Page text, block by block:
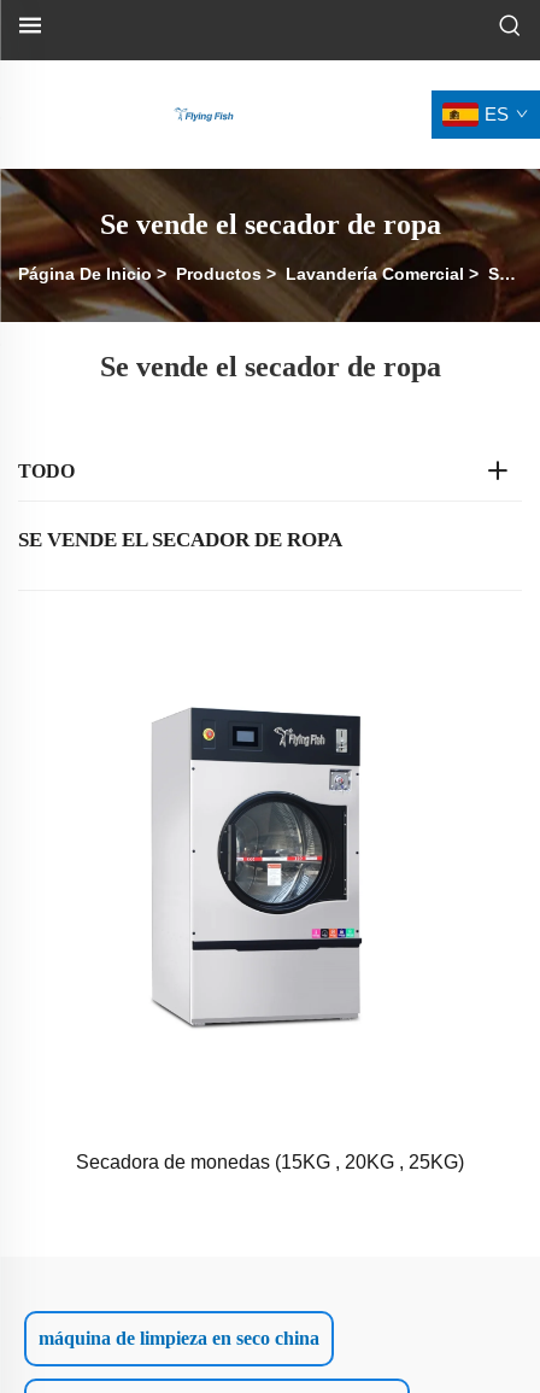
ES
Se vende el secador de ropa
Página De Inicio>Productos > Lavandería Comercial > Secadora De Ropa Vended
Se vende el secador de ropa
TODO
SE VENDE EL SECADOR DE ROPA
Secadora de monedas (15KG , 20KG , 25KG)
máquina de limpieza en seco china